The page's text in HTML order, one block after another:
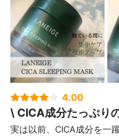
4.00
\ CICA成分たっぷり
実は以前、CICA成分を一